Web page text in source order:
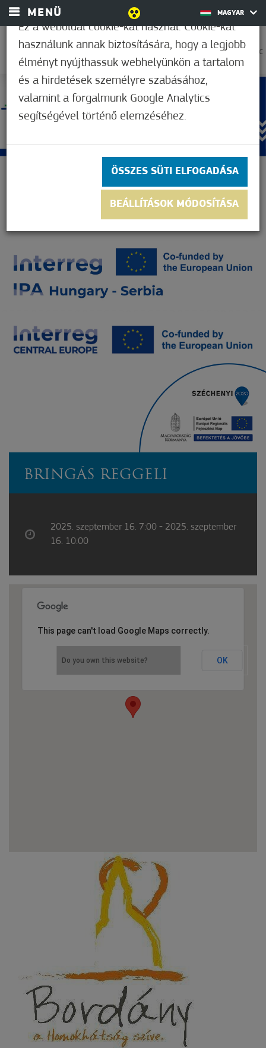
MENÜ MAGYAR
25,6°C
BRINGÁS REGGELI
2025. szeptember 16. 7:00 - 2025. szeptember
16. 10:00
This page can't load Google Maps correctly.
Do you own this website? OK
Ez a weboldal cookie-kat használ. Cookie-kat
használunk annak biztosítására, hogy a legjobb
élményt nyújthassuk webhelyünkön a tartalom
és a hirdetések személyre szabásához,
valamint a forgalmunk Google Analytics
segítségével történő elemzéséhez.
ÖSSZES SÜTI ELFOGADÁSA
BEÁLLÍTÁSOK MÓDOSÍTÁSA